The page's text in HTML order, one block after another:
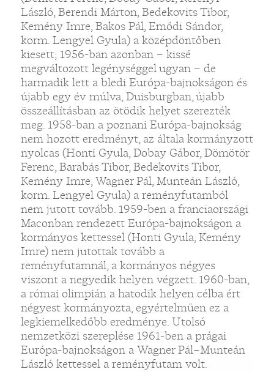
László, Berendi Márton, Bedekovits Tibor,
Kemény Imre, Bakos Pál, Emődi Sándor,
korm. Lengyel Gyula) a középdöntőben
kiesett; 1956-ban azonban – kissé
megváltozott legénységgel ugyan – de
harmadik lett a bledi Európa-bajnokságon és
újabb egy év múlva, Duisburgban, újabb
összeállításban az ötödik helyet szerezték
meg. 1958-ban a poznani Európa-bajnokság
nem hozott eredményt, az általa kormányzott
nyolcas (Honti Gyula, Dobay Gábor, Dömötör
Ferenc, Barabás Tibor, Bedekovits Tibor,
Kemény Imre, Wagner Pál, Munteán László,
korm. Lengyel Gyula) a reményfutamból
nem jutott tovább. 1959-ben a franciaországi
Maconban rendezett Európa-bajnokságon a
kormányos kettessel (Honti Gyula, Kemény
Imre) nem jutottak tovább a
reményfutamnál, a kormányos négyes
viszont a negyedik helyen végzett. 1960-ban,
a római olimpián a hatodik helyen célba ért
négyest kormányozta, egyértelműen ez a
legkiemelkedőbb eredménye. Utolsó
nemzetközi szereplése 1961-ben a prágai
Európa-bajnokságon a Wagner Pál–Munteán
László kettessel a reményfutam volt.